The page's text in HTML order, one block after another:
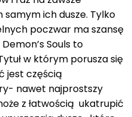
ich dusze. Tylko
poczwar ma szansę
Souls to
w którym porusza się
jest częścią
nawet najprostszy
z łatwością ukatrupić